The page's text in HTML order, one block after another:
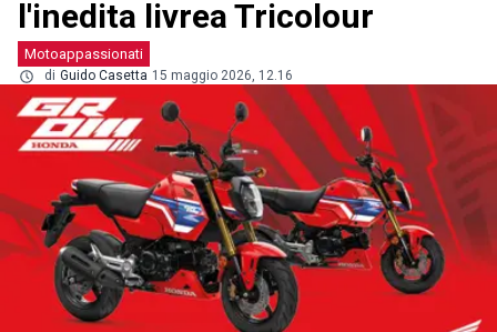
l'inedita livrea Tricolour
Motoappassionati
di Guido Casetta 15 maggio 2026, 12.16